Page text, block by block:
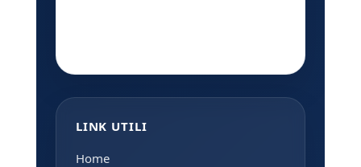
LINK UTILI
Home